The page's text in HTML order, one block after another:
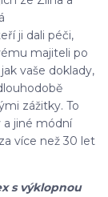
ji dali péči,
majiteli po
jak vaše doklady,
zážitky. To
a jiné módní
více než 30 let
s výklopnou